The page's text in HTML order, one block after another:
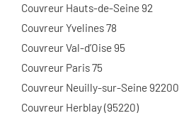
Couvreur Hauts-de-Seine 92
Couvreur Yvelines 78
Couvreur Val-d’Oise 95
Couvreur Paris 75
Couvreur Neuilly-sur-Seine 92200
Couvreur Herblay (95220)